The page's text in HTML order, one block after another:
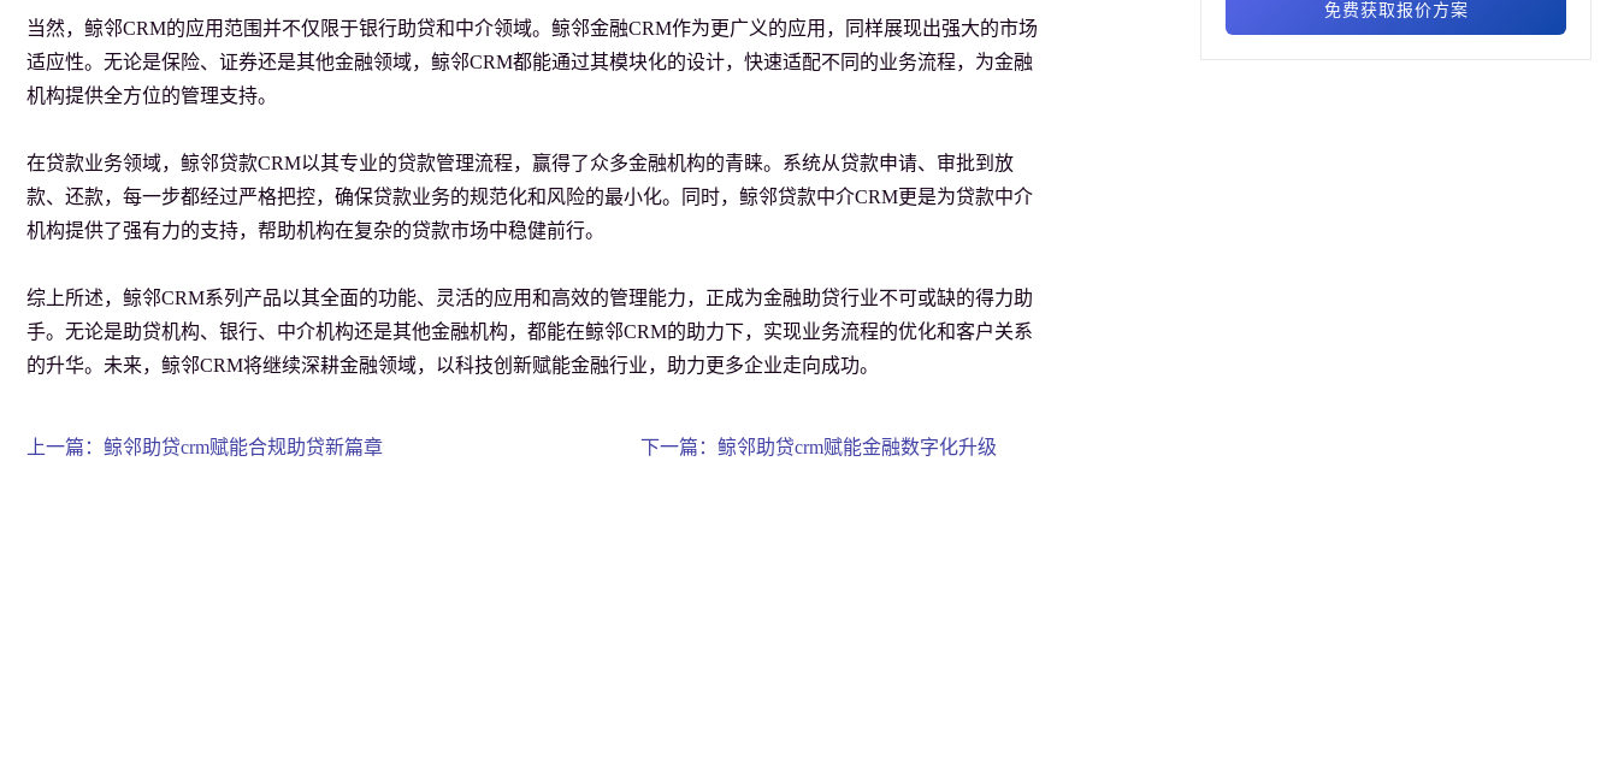
当然，鲸邻CRM的应用范围并不仅限于银行助贷和中介领域。鲸邻金融CRM作为更广义的应用，同样展现出强大的市场
适应性。无论是保险、证券还是其他金融领域，鲸邻CRM都能通过其模块化的设计，快速适配不同的业务流程，为金融
机构提供全方位的管理支持。
在贷款业务领域，鲸邻贷款CRM以其专业的贷款管理流程，赢得了众多金融机构的青睐。系统从贷款申请、审批到放
款、还款，每一步都经过严格把控，确保贷款业务的规范化和风险的最小化。同时，鲸邻贷款中介CRM更是为贷款中介
机构提供了强有力的支持，帮助机构在复杂的贷款市场中稳健前行。
综上所述，鲸邻CRM系列产品以其全面的功能、灵活的应用和高效的管理能力，正成为金融助贷行业不可或缺的得力助
手。无论是助贷机构、银行、中介机构还是其他金融机构，都能在鲸邻CRM的助力下，实现业务流程的优化和客户关系
的升华。未来，鲸邻CRM将继续深耕金融领域，以科技创新赋能金融行业，助力更多企业走向成功。
上一篇：鲸邻助贷crm赋能合规助贷新篇章 下一篇：鲸邻助贷crm赋能金融数字化升级
免费获取报价方案